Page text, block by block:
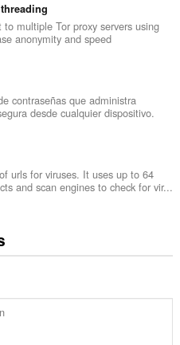
multiple Tor proxy servers using
anonymity and speed
contraseñas que administra
desde cualquier dispositivo.
urls for viruses. It uses up to 64
and scan engines to check for vir...